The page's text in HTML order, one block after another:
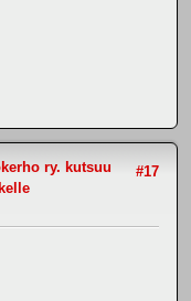
#17
ry. kutsuu